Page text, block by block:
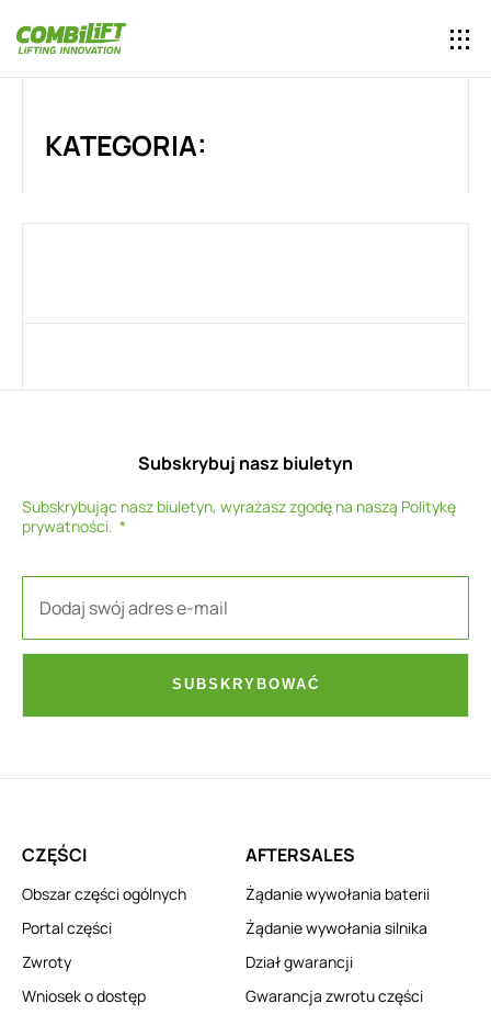
KATEGORIA:
Subskrybuj nasz biuletyn
Subskrybując nasz biuletyn, wyrażasz zgodę na naszą Politykę
prywatności.
SUBSKRYBOWAĆ
CZĘŚCI
Obszar części ogólnych
Portal części
Zwroty
Wniosek o dostęp
AFTERSALES
Żądanie wywołania baterii
Żądanie wywołania silnika
Dział gwarancji
Gwarancja zwrotu części